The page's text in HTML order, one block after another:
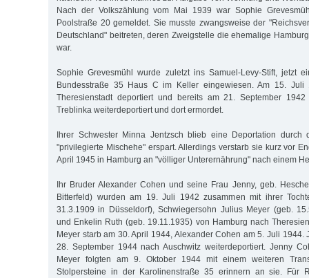
Nach der Volkszählung vom Mai 1939 war Sophie
Poolstraße 20 gemeldet. Sie musste zwangsweise der
Deutschland" beitreten, deren Zweigstelle die ehemalige
war.
Sophie Grevesmühl wurde zuletzt ins Samuel-Levy-Stift, jetzt
Bundesstraße 35 Haus C im Keller eingewiesen. Am 15.
Theresienstadt deportiert und bereits am 21. September 1942
Treblinka weiterdeportiert und dort ermordet.
Ihrer Schwester Minna Jentzsch blieb eine Deportation durch
"privilegierte Mischehe" erspart. Allerdings verstarb sie kurz vor
April 1945 in Hamburg an "völliger Unterernährung" nach einem
Ihr Bruder Alexander Cohen und seine Frau Jenny, geb.
Bitterfeld) wurden am 19. Juli 1942 zusammen mit ihrer
31.3.1909 in Düsseldorf), Schwiegersohn Julius Meyer (geb.
und Enkelin Ruth (geb. 19.11.1935) von Hamburg nach
Meyer starb am 30. April 1944, Alexander Cohen am 5. Juli 1944.
28. September 1944 nach Auschwitz weiterdeportiert. Jenny
Meyer folgten am 9. Oktober 1944 mit einem weiteren
Stolpersteine in der Karolinenstraße 35 erinnern an sie. Für